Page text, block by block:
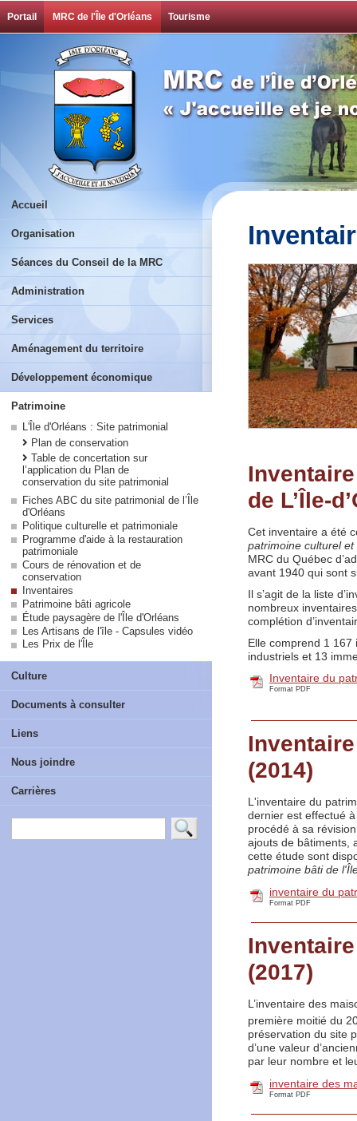
Portail MRC de l'Île d'Orléans Tourisme
Accueil
Organisation
Séances du Conseil de la MRC
Administration
Services
Aménagement du territoire
Développement économique
Patrimoine
L'Île d'Orléans : Site patrimonial
Plan de conservation
Table de concertation sur
l’application du Plan de
conservation du site patrimonial
Fiches ABC du site patrimonial de l’Île
d'Orléans
Politique culturelle et patrimoniale
Programme d'aide à la restauration
patrimoniale
Cours de rénovation et de
conservation
Inventaires
Patrimoine bâti agricole
Étude paysagère de l'Île d'Orléans
Les Artisans de l'île - Capsules vidéo
Les Prix de l'Île
Culture
Documents à consulter
Liens
Nous joindre
Carrières
de L’Île-
Cet inventaire a été
patrimoine culturel et
MRC du Québec
avant 1940 qui sont
Il s’agit de la liste
nombreux
complétion
Elle comprend 1
industriels et 13
Inventaire du
Format PDF
(2014)
L'inventaire du
dernier est effectué
procédé à sa
ajouts de bâtiments,
cette étude sont
patrimoine bâti de
inventaire du
Format PDF
(2017)
L’inventaire des
première moitié du
préservation du site
d’une valeur
par leur nombre et
inventaire des
Format PDF